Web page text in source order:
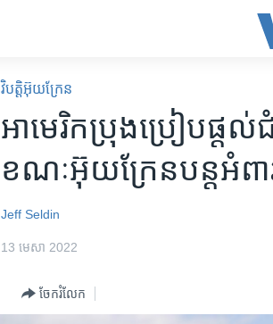
វិបត្តិអ៊ុយក្រែន
អាមេរិក​ប្រុងប្រៀប​ផ្ត
ខណៈ​អ៊ុយក្រែន​បន្ត​អំព
Jeff Seldin
13 មេសា 2022
ចែករំលែក